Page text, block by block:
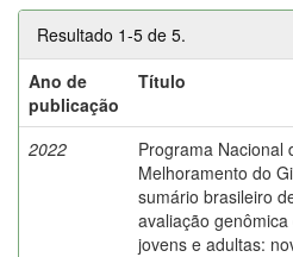
Resultado 1-5 de 5.
Ano de
publicação
Título
2022
Programa Nacional
Melhoramento do
sumário brasileiro
avaliação
jovens e adultas: